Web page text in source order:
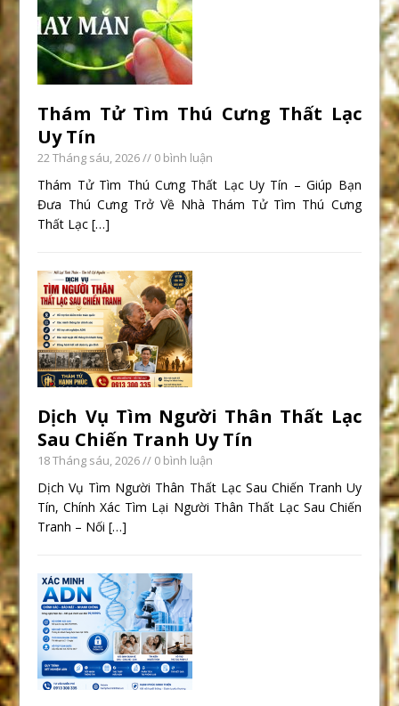
Thám Tử Tìm Thú Cưng Thất Lạc
Uy Tín
22 Tháng sáu, 2026// 0 bình luận
Thám Tử Tìm Thú Cưng Thất Lạc Uy Tín – Giúp Bạn
Đưa Thú Cưng Trở Về Nhà Thám Tử Tìm Thú Cưng
Thất Lạc[…]
Dịch Vụ Tìm Người Thân Thất Lạc
Sau Chiến Tranh Uy Tín
18 Tháng sáu, 2026// 0 bình luận
Dịch Vụ Tìm Người Thân Thất Lạc Sau Chiến Tranh Uy
Tín, Chính Xác Tìm Lại Người Thân Thất Lạc Sau Chiến
Tranh – Nối[…]